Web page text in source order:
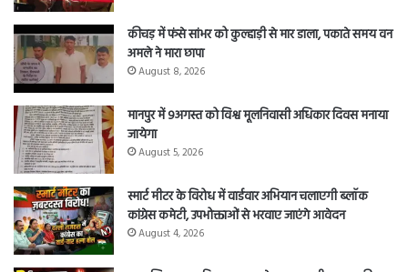
कीचड़ में फंसे सांभर को कुल्हाड़ी से मार डाला, पकाते समय वन
अमले ने मारा छापा
August 8, 2026
मानपुर में 9अगस्त को विश्व मूलनिवासी अधिकार दिवस मनाया
जायेगा
August 5, 2026
स्मार्ट मीटर के विरोध में वार्डवार अभियान चलाएगी ब्लॉक
कांग्रेस कमेटी, उपभोक्ताओं से भरवाए जाएंगे आवेदन
August 4, 2026